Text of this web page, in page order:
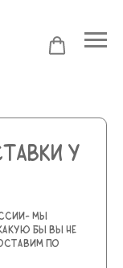
у
МЫ
БЫ ВЫ НЕ
ПО